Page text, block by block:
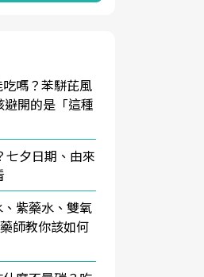
嗎？苯駢芘風
開的是「這種
七夕日期、由來
紫藥水、雙氧
師教你該如何